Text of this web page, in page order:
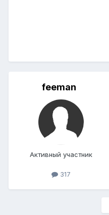
feeman
Активный участник
317